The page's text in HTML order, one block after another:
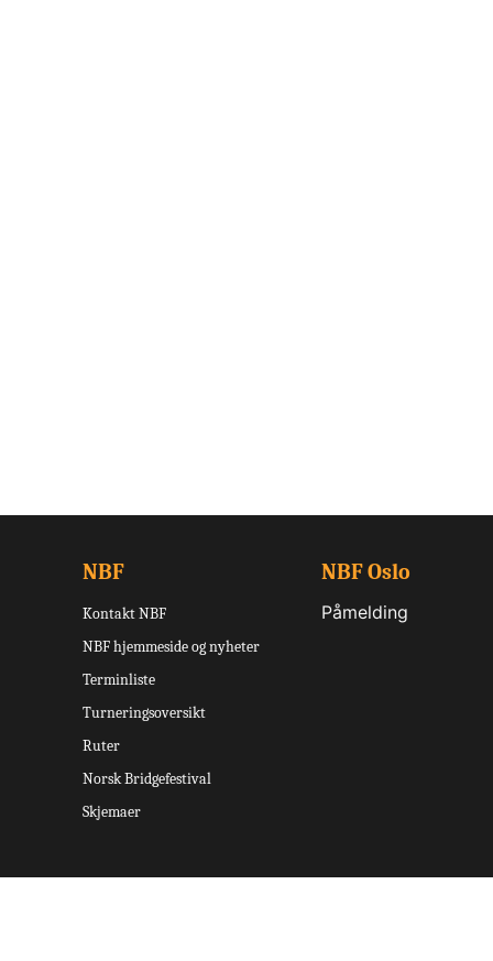
NBF
Kontakt NBF
NBF hjemmeside og nyheter
Terminliste
Turneringsoversikt
Ruter
Norsk Bridgefestival
Skjemaer
NBF Oslo
Påmelding